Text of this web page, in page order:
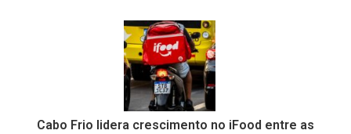
Cabo Frio lidera crescimento no iFood entre as